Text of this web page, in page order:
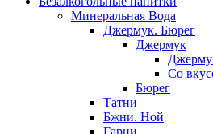
Минеральная Вода
Джермук. Бюрег
Джермук
Со
Бюрег
Татни
Бжни. Ной
Гарни